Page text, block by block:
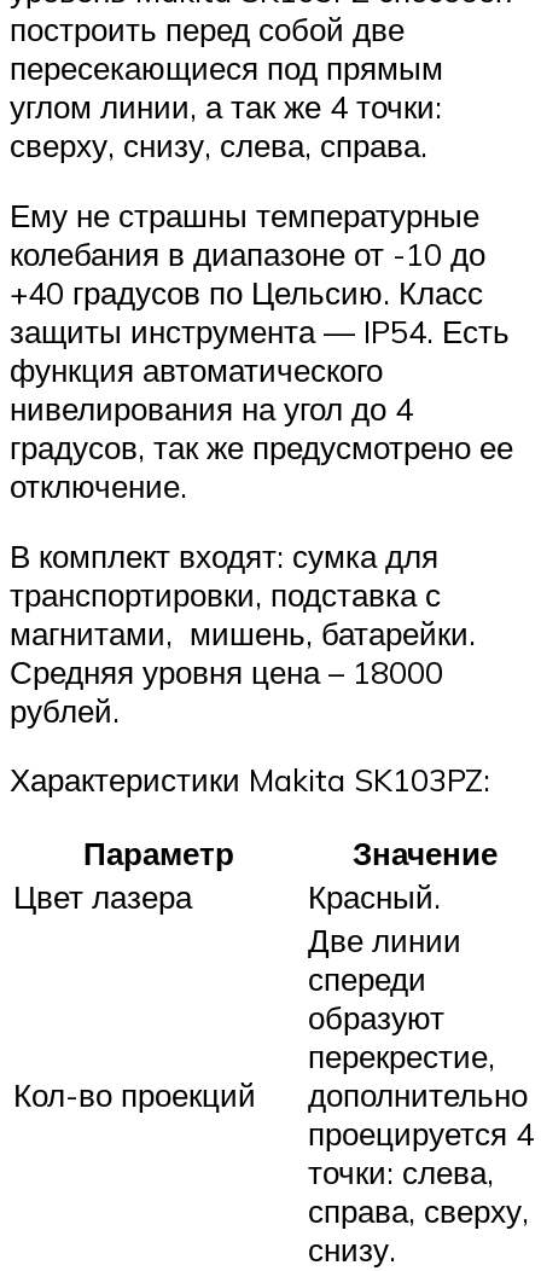
построить перед собой две
пересекающиеся под прямым
углом линии, а так же 4 точки:
сверху, снизу, слева, справа.
Ему не страшны температурные
колебания в диапазоне от -10 до
+40 градусов по Цельсию. Класс
защиты инструмента — IP54. Есть
функция автоматического
нивелирования на угол до 4
градусов, так же предусмотрено ее
отключение.
В комплект входят: сумка для
транспортировки, подставка с
магнитами, мишень, батарейки.
Средняя уровня цена – 18000
рублей.
Характеристики Makita SK103PZ:
Параметр
Значение
Цвет лазера
Красный.
Кол-во проекций
Две линии
спереди
образуют
перекрестие,
дополнительно
проецируется 4
точки: слева,
справа, сверху,
снизу.